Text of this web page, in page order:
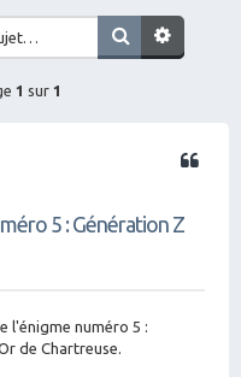
1 sur 1
5 : Génération Z
Citation
l'énigme numéro 5 :
de Chartreuse.